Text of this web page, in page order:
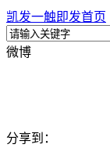
凯发一触即发首页
微博
分享到：